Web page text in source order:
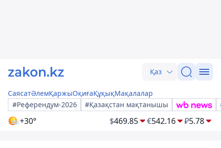
Қаз
СаясатӘлемҚаржыОқиғаҚұқықМақалалар
#Референдум-2026
#Қазақстан мақтанышы
+30° $469.85 €542.16 ₽5.78